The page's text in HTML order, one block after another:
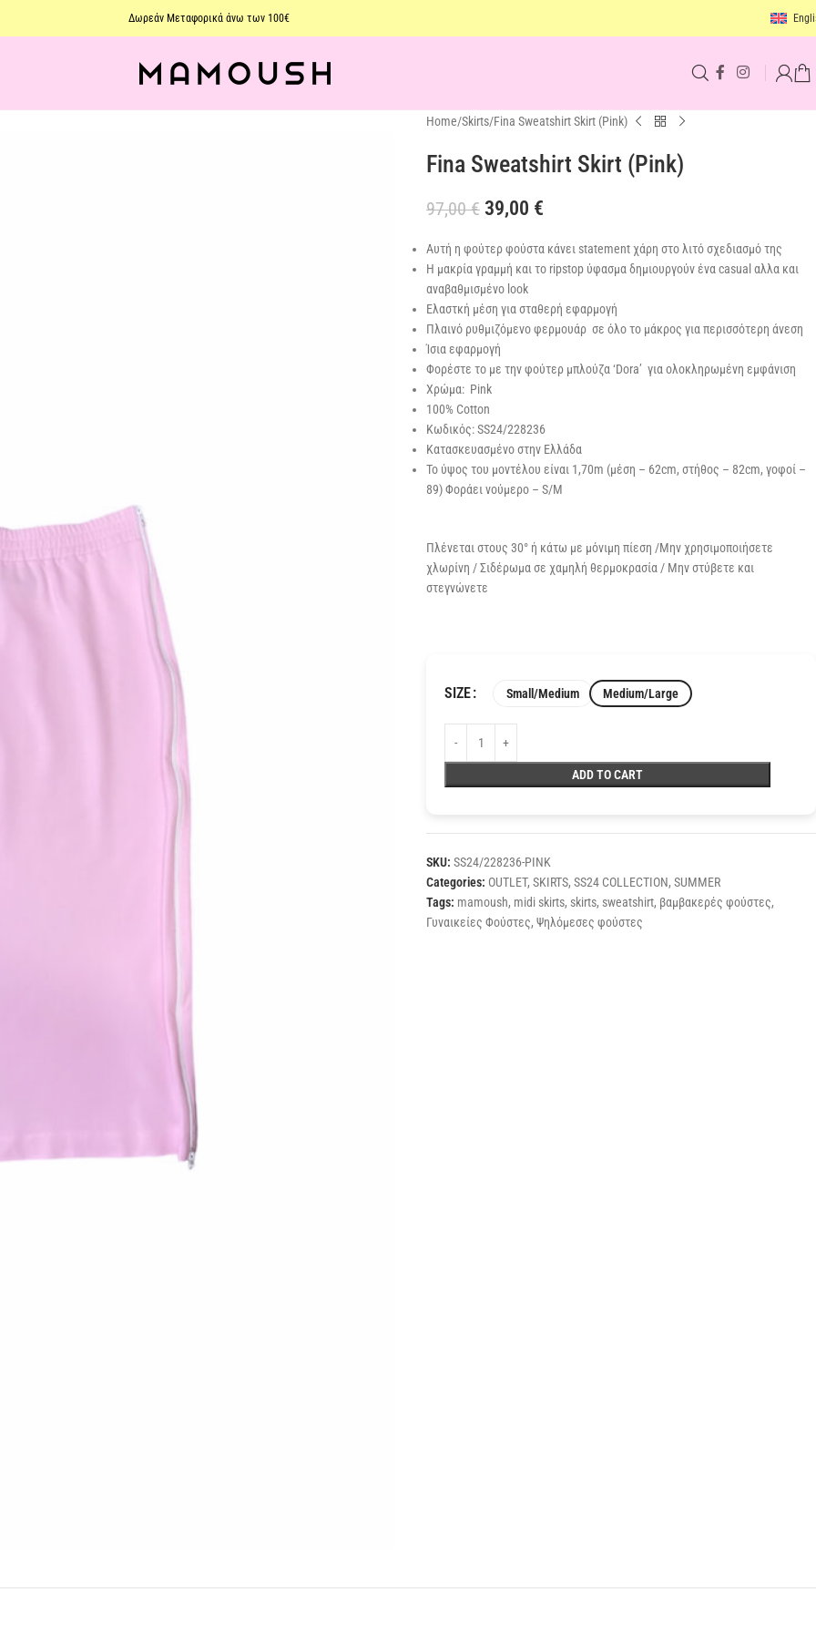
Δωρεάν Μεταφορικά άνω των 100€
Home Skirts Fina Sweatshirt Skirt (Pink)
Fina Sweatshirt Skirt (Pink)
97,00€ 39,00 €
Αυτή η φούτερ φούστα κάνει statement χάρη στο λιτό σχεδιασμό της
Η μακρία γραμμή και το ripstop ύφασμα δημιουργούν ένα casual αλλα και
αναβαθμισμένο look
Ελαστκή μέση για σταθερή εφαρμογή
Πλαινό ρυθμιζόμενο φερμουάρ σε όλο το μάκρος για περισσότερη άνεση
Ίσια εφαρμογή
Φορέστε το με την φούτερ μπλούζα ‘Dora’ για ολοκληρωμένη εμφάνιση
Χρώμα: Pink
100% Cotton
Κωδικός: SS24/228236
Κατασκευασμένο στην Ελλάδα
Το ύψος του μοντέλου είναι 1,70m (μέση – 62cm, στήθος – 82cm, γοφοί –
89) Φοράει νούμερο – S/M
Πλένεται στους 30° ή κάτω με μόνιμη πίεση /Μην χρησιμοποιήσετε
χλωρίνη / Σιδέρωμα σε χαμηλή θερμοκρασία / Μην στύβετε και
στεγνώνετε
SIZE Small/Medium Medium/Large
ADD TO CART
SKU: SS24/228236-PINK
Categories: OUTLET, SKIRTS, SS24 COLLECTION, SUMMER
Tags: mamoush, midi skirts, skirts, sweatshirt, βαμβακερές φούστες,
Γυναικείες Φούστες, Ψηλόμεσες φούστες